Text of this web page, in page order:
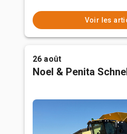
Voir les
26 août
Noel & Penita